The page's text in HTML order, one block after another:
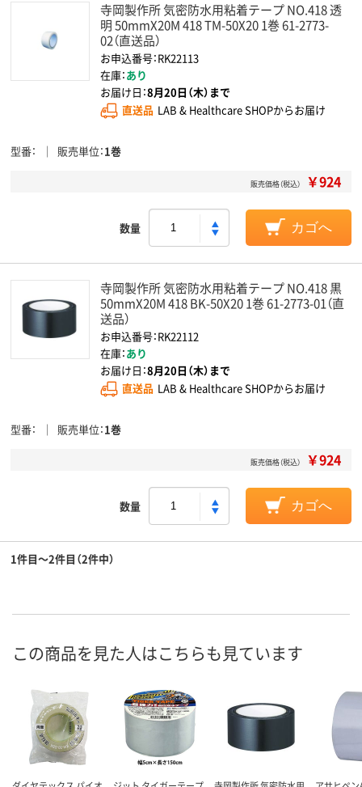
寺岡製作所 気密防水用粘着テープ NO.418 透
明 50mmX20M 418 TM-50X20 1巻 61-2773-
02（直送品）
お申込番号：RK22113
在庫：あり
お届け日：8月20日（木）まで
直送品 LAB & Healthcare SHOPからお届け
型番 販売単位 1巻
販売価格（税込） ￥924
数量 カゴへ
寺岡製作所 気密防水用粘着テープ NO.418 黒
50mmX20M 418 BK-50X20 1巻 61-2773-01（直
送品）
お申込番号：RK22112
在庫：あり
お届け日：8月20日（木）まで
直送品 LAB & Healthcare SHOPからお届け
型番 販売単位 1巻
販売価格（税込） ￥924
数量 カゴへ
1件目～2件目（2件中）
この商品を見た人はこちらも見ています